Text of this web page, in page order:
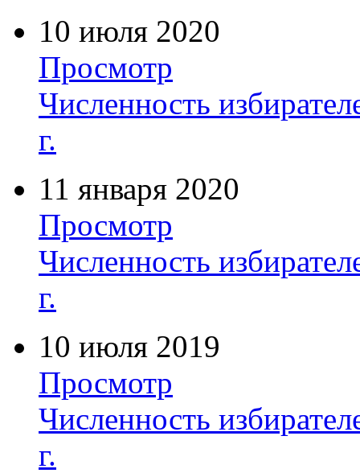
10 июля 2020
Просмотр
Численность
г.
11 января 2020
Просмотр
Численность
г.
10 июля 2019
Просмотр
Численность
г.